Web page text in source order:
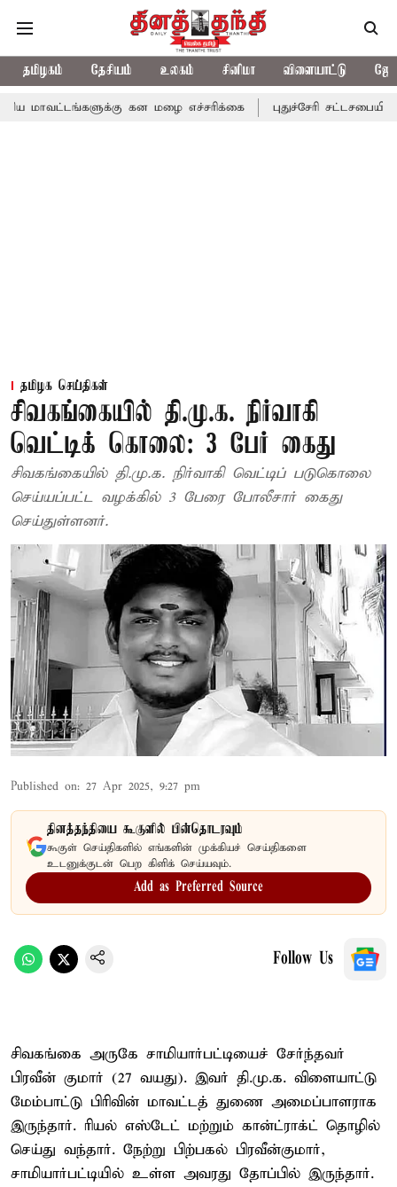
தமிழகம் தேசியம் உலகம் சினிமா விளையாட்டு
கன மழை எச்சரிக்கை புதுச்சேரி சட்டசபையில் வரும்
தமிழக செய்திகள்
சிவகங்கையில் தி.மு.க. நிர்வாகி
வெட்டிக் கொலை: 3 பேர் கைது
சிவகங்கையில் தி.மு.க. நிர்வாகி வெட்டிப் படுகொலை
செய்யப்பட்ட வழக்கில் 3 பேரை போலீசார் கைது
செய்துள்ளனர்.
Published on: 27 Apr 2025, 9:27 pm
தினத்தந்தியை கூகுளில் பின்தொடரவும்
கூகுள் செய்திகளில் எங்களின் முக்கியச் செய்திகளை
உடனுக்குடன் பெற கிளிக் செய்யவும்.
Add as Preferred Source
Follow Us
சிவகங்கை அருகே சாமியார்பட்டியைச் சேர்ந்தவர்
பிரவீன் குமார் (27 வயது). இவர் தி.மு.க. விளையாட்டு
மேம்பாட்டு பிரிவின் மாவட்டத் துணை அமைப்பாளராக
இருந்தார். ரியல் எஸ்டேட் மற்றும் கான்ட்ராக்ட் தொழில்
செய்து வந்தார். நேற்று பிற்பகல் பிரவீன்குமார்,
சாமியார்பட்டியில் உள்ள அவரது தோப்பில் இருந்தார்.